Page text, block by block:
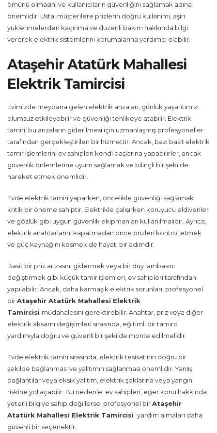
ömürlü olmasını ve kullanıcıların güvenliğini sağlamak adına
önemlidir. Usta, müşterilere prizlerin doğru kullanımı, aşırı
yüklenmelerden kaçınma ve düzenli bakım hakkında bilgi
vererek elektrik sistemlerini korumalarına yardımcı olabilir.
Ataşehir Atatürk Mahallesi
Elektrik Tamircisi
Evimizde meydana gelen elektrik arızaları, günlük yaşantımızı
olumsuz etkileyebilir ve güvenliği tehlikeye atabilir. Elektrik
tamiri, bu arızaların giderilmesi için uzmanlaşmış profesyoneller
tarafından gerçekleştirilen bir hizmettir. Ancak, bazı basit elektrik
tamir işlemlerini ev sahipleri kendi başlarına yapabilirler, ancak
güvenlik önlemlerine uyum sağlamak ve bilinçli bir şekilde
hareket etmek önemlidir.
Evde elektrik tamiri yaparken, öncelikle güvenliği sağlamak
kritik bir öneme sahiptir. Elektrikle çalışırken koruyucu eldivenler
ve gözlük gibi uygun güvenlik ekipmanları kullanılmalıdır. Ayrıca,
elektrik anahtarlarını kapatmadan önce prizleri kontrol etmek
ve güç kaynağını kesmek de hayati bir adımdır.
Basit bir priz arızasını gidermek veya bir duy lambasını
değiştirmek gibi küçük tamir işlemleri, ev sahipleri tarafından
yapılabilir. Ancak, daha karmaşık elektrik sorunları, profesyonel
birAtaşehir Atatürk Mahallesi Elektrik
Tamircisi müdahalesini gerektirebilir. Anahtar, priz veya diğer
elektrik aksamı değişimleri sırasında, eğitimli bir tamirci
yardımıyla doğru ve güvenli bir şekilde monte edilmelidir.
Evde elektrik tamiri sırasında, elektrik tesisatının doğru bir
şekilde bağlanması ve yalıtımın sağlanması önemlidir. Yanlış
bağlantılar veya eksik yalıtım, elektrik şoklarına veya yangın
riskine yol açabilir. Bu nedenle, ev sahipleri, eğer konu hakkında
yeterli bilgiye sahip değillerse, profesyonel birAtaşehir
Atatürk Mahallesi Elektrik Tamircisi yardım almaları daha
güvenli bir seçenektir.